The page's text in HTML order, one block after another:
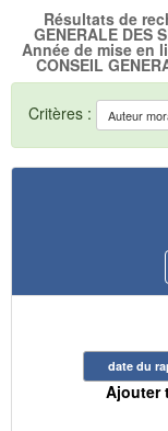
Résultats de
GENERALE DES
Année de mise en
CONSEIL
Critères :
date du
Ajouter